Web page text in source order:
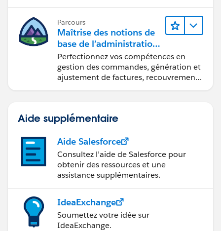
Parcours
Maîtrise des notions de
base de l’administration
de Salesforce Billing
Perfectionnez vos compétences en
gestion des commandes, génération et
ajustement de factures, recouvrement
Aide supplémentaire
Aide Salesforce
Consultez l’aide de Salesforce pour
obtenir des ressources et une
assistance supplémentaires.
IdeaExchange
Soumettez votre idée sur
IdeaExchange.